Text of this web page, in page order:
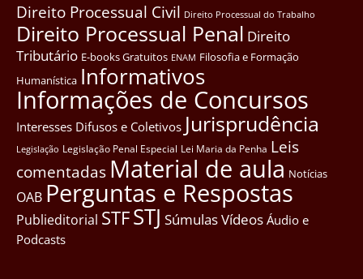
Direito Processual Civil Direito Processual do Trabalho
Direito Processual Penal Direito
Tributário E-books Gratuitos ENAM Filosofia e Formação
Humanística Informativos
Informações de Concursos
Interesses Difusos e Coletivos Jurisprudência
Legislação Legislação Penal Especial Lei Maria da Penha Leis
comentadas Material de aula Notícias
OAB Perguntas e Respostas
Publieditorial STFSTJ SúmulasVídeos Áudio e
Podcasts